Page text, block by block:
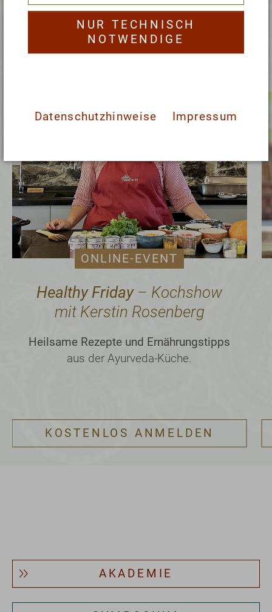
NUR TECHNISCH
NOTWENDIGE
Datenschutzhinweise Impressum
Kostenlose Angebote für
mich
ONLINE-EVENT
Healthy Friday– Kochshow
mit Kerstin Rosenberg
Heilsame Rezepte und Ernährungstipps
aus der Ayurveda-Küche.
KOSTENLOS ANMELDEN
AKADEMIE